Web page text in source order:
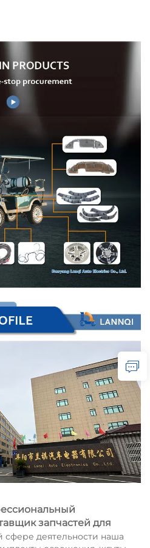
запчастей для
сфере деятельности наша